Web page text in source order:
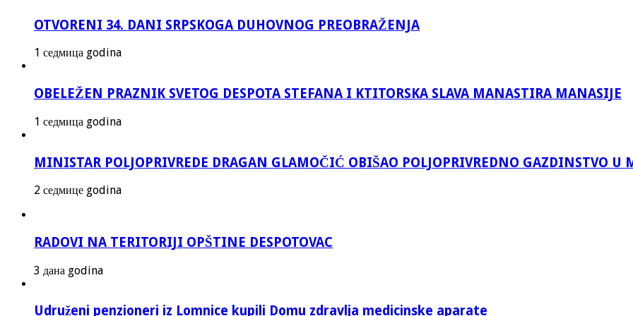
OTVORENI 34. DANI SRPSKOGA DUHOVNOG PREOBRAŽENJA
1 седмица godina
OBELEŽEN PRAZNIK SVETOG DESPOTA STEFANA I KTITORSKA SLAVA MANASTIRA MANASIJE
1 седмица godina
MINISTAR POLJOPRIVREDE DRAGAN GLAMOČIĆ OBIŠAO POLJOPRIVREDNO GAZDINSTVO U
2 седмице godina
RADOVI NA TERITORIJI OPŠTINE DESPOTOVAC
3 дана godina
Udruženi penzioneri iz Lomnice kupili Domu zdravlja medicinske aparate